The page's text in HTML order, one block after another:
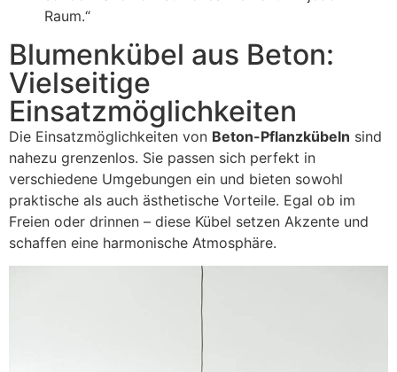
Raum.“
Blumenkübel aus Beton:
Vielseitige
Einsatzmöglichkeiten
Die Einsatzmöglichkeiten von Beton-Pflanzkübeln sind
nahezu grenzenlos. Sie passen sich perfekt in
verschiedene Umgebungen ein und bieten sowohl
praktische als auch ästhetische Vorteile. Egal ob im
Freien oder drinnen – diese Kübel setzen Akzente und
schaffen eine harmonische Atmosphäre.